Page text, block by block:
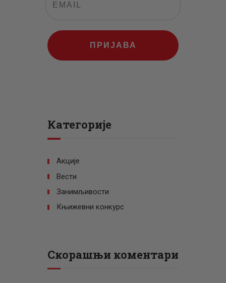
ПРИЈАВА
Категорије
Акције
Вести
Занимљивости
Књижевни конкурс
Скорашњи коментари